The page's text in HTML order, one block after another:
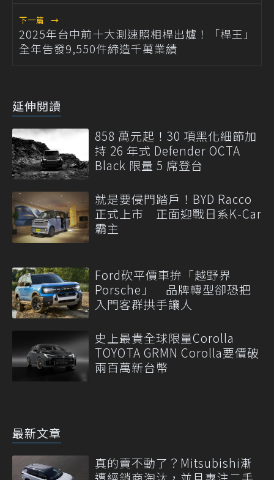
下一篇 →
2025年台中前十大測速照相桿出爐！「桿王」
全年告發9,550件締造千萬業績
延伸閱讀
858 萬元起！30 項黑化細節加
持 26 年式 Defender OCTA
Black 限量 5 席登台
就是要侵門踏戶！BYD Racco
正式上市 正面迎戰日系K-Car
霸主
Ford砍平價車拚「越野界
Porsche」 品牌轉型卻恐把
入門客群拱手讓人
史上最貴全球限量Corolla
TOYOTA GRMN Corolla要價破
兩百萬新台幣
最新文章
真的賣不動了？Mitsubishi漸